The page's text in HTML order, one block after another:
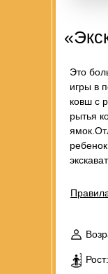
Это
игры в
ковш с
рытья